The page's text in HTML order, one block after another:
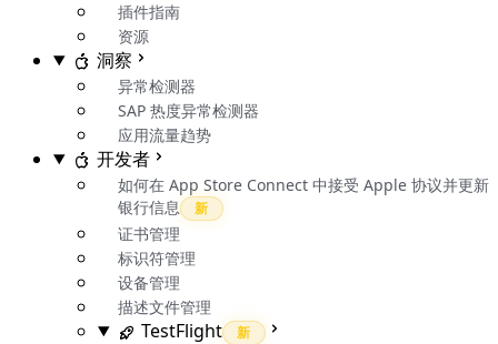
插件指南
资源
洞察
异常检测器
SAP 热度异常检测器
应用流量趋势
开发者
如何在 App Store Connect 中接受 Apple 协议并更新
银行信息
新
证书管理
标识符管理
设备管理
描述文件管理
TestFlight 新